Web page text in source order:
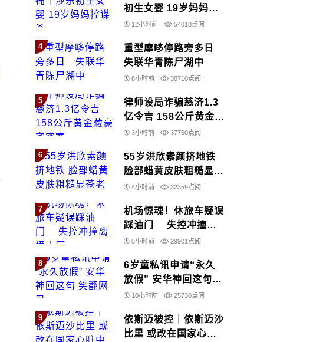
初生女婴 19岁妈妈控
谋杀
12小时前 54018点阅
4
重型摩哆停路旁多日
失联华青陈尸湖中
8小时前 38710点阅
5
律师设局诈骗慈济1.3
亿令吉 158公斤黄金藏
豪宅密室
3小时前 37760点阅
6
55岁洪欣素颜挤地铁
脸部蜡黄皮肤粗糙显苍
老4小时前 32359点阅
7
机场惊魂！休旅车疑误
踩油门 失控冲撞离
境大厅
5小时前 29901点阅
8
6岁童私讯申请“永久
放假” 安华神回这句
笑翻网民
10小时前 25730点阅
9
依斯迈被控｜依斯迈沙
比里 或改在国家心脏